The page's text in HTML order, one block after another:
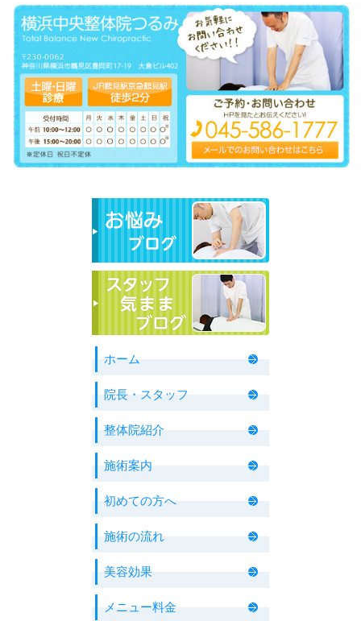
ホーム
院長・スタッフ
整体院紹介
施術案内
初めての方へ
施術の流れ
美容効果
メニュー料金